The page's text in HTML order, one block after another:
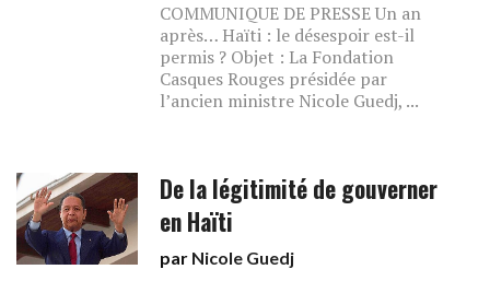
COMMUNIQUE DE PRESSE Un an
après… Haïti : le désespoir est-il
permis ? Objet : La Fondation
Casques Rouges présidée par
l’ancien ministre Nicole Guedj, ...
De la légitimité de gouverner
en Haïti
par Nicole Guedj